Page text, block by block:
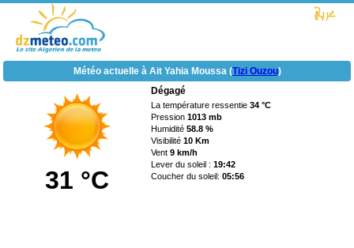
Météo actuelle à Ait Yahia Moussa (Tizi Ouzou)
31 °C
Dégagé
La température ressentie34 °C
Pression1013 mb
Humidité58.8 %
Visibilité10 Km
Vent9 km/h
Lever du soleil :19:42
Coucher du soleil:05:56